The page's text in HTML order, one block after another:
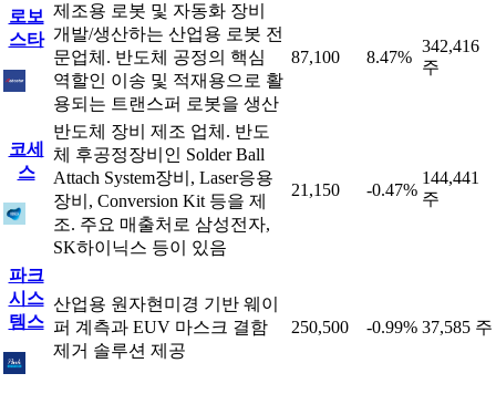
로보
스타
제조용 로봇 및 자동화 장비
개발/생산하는 산업용 로봇 전
문업체. 반도체 공정의 핵심
역할인 이송 및 적재용으로 활
용되는 트랜스퍼 로봇을 생산
87,100 8.47%
342,416
주
코세
스
반도체 장비 제조 업체. 반도
체 후공정장비인 Solder Ball
Attach System장비, Laser응용
장비, Conversion Kit 등을 제
조. 주요 매출처로 삼성전자,
SK하이닉스 등이 있음
21,150 -0.47%
144,441
주
파크
시스
템스
산업용 원자현미경 기반 웨이
퍼 계측과 EUV 마스크 결함
제거 솔루션 제공
250,500 -0.99% 37,585 주